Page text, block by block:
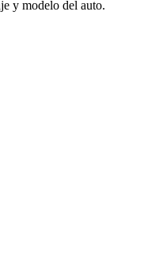
y modelo del auto.